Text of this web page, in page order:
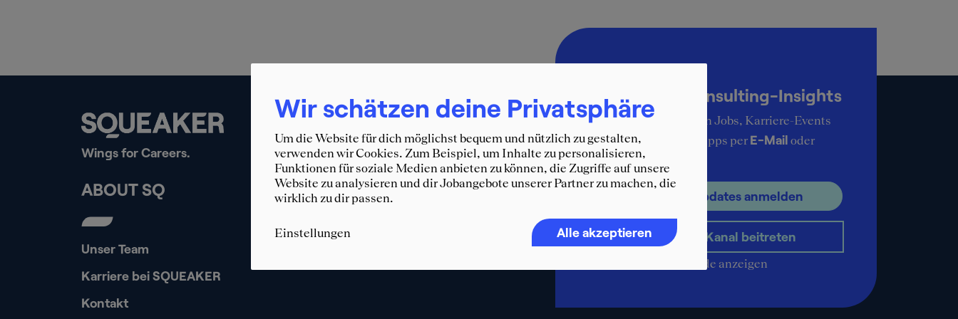
Wings for Careers.
SQUEAKER Consulting-Insights
Erhalte die aktuellsten Jobs, Karriere-Events
und weitere Karrieretipps per E-Mail oder
WhatsApp
Für E-Mail Updates anmelden
WhatsApp-Kanal beitreten
QR-Code anzeigen
ABOUT SQ
Unser Team
Karriere bei SQUEAKER
Kontakt
Wir schätzen deine Privatsphäre
Um die Website für dich möglichst bequem und nützlich zu gestalten,
verwenden wir Cookies. Zum Beispiel, um Inhalte zu personalisieren,
Funktionen für soziale Medien anbieten zu können, die Zugriffe auf unsere
Website zu analysieren und dir Jobangebote unserer Partner zu machen, die
wirklich zu dir passen.
Einstellungen Alle akzeptieren